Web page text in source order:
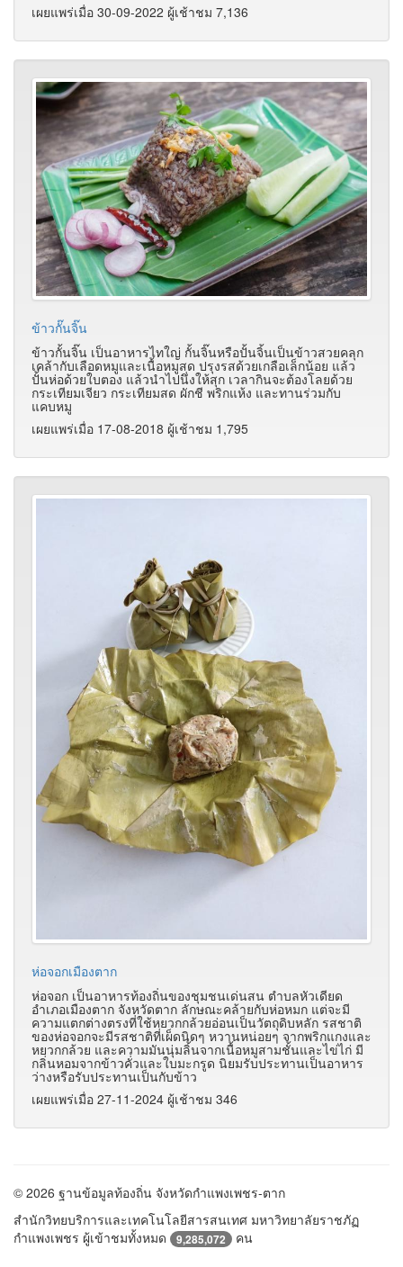
เผยแพร่เมื่อ 30-09-2022 ผู้เช้าชม 7,136
ข้าวกั๊นจิ๊น
ข้าวกั้นจิ๊น เป็นอาหารไทใญ่ กั้นจิ๊นหรือปั้นจิ้นเป็นข้าวสวยคลุก
เคล้ากับเลือดหมูและเนื้อหมูสด ปรุงรสด้วยเกลือเล็กน้อย แล้ว
ปั้นห่อด้วยใบตอง แล้วนำไปนึ่งให้สุก เวลากินจะต้องโลยด้วย
กระเทียมเจียว กระเทียมสด ผักชี พริกแห้ง และทานร่วมกับ
แคบหมู
เผยแพร่เมื่อ 17-08-2018 ผู้เช้าชม 1,795
ห่อจอกเมืองตาก
ห่อจอก เป็นอาหารท้องถิ่นของชุมชนเด่นสน ตำบลหัวเดียด
อำเภอเมืองตาก จังหวัดตาก ลักษณะคล้ายกับห่อหมก แต่จะมี
ความแตกต่างตรงที่ใช้หยวกกล้วยอ่อนเป็นวัตถุดิบหลัก รสชาติ
ของห่อจอกจะมีรสชาติที่เผ็ดนิดๆ หวานหน่อยๆ จากพริกแกงและ
หยวกกล้วย และความมันนุ่มลิ้นจากเนื้อหมูสามชั้นและไข่ไก่ มี
กลิ่นหอมจากข้าวคั่วและใบมะกรูด นิยมรับประทานเป็นอาหาร
ว่างหรือรับประทานเป็นกับข้าว
เผยแพร่เมื่อ 27-11-2024 ผู้เช้าชม 346
© 2026 ฐานข้อมูลท้องถิ่น จังหวัดกำแพงเพชร-ตาก
สำนักวิทยบริการและเทคโนโลยีสารสนเทศ มหาวิทยาลัยราชภัฏ
กำแพงเพชร ผู้เข้าชมทั้งหมด
9,285,072 คน